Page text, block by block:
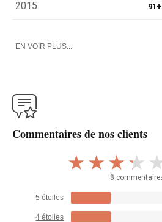
2015
EN VOIR PLUS...
Commentaires de nos clients
8
5 étoiles
4 étoiles